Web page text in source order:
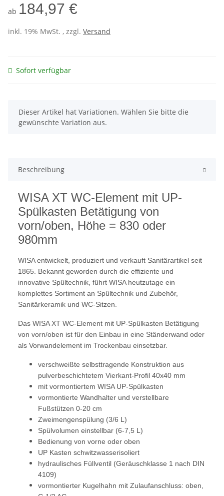
ab 184,97 €
inkl. 19% MwSt. , zzgl. Versand
Sofort verfügbar
x
Dieser Artikel hat Variationen. Wählen Sie bitte die
gewünschte Variation aus.
Beschreibung
WISA XT WC-Element mit UP-
Spülkasten Betätigung von
vorn/oben, Höhe = 830 oder
980mm
WISA entwickelt, produziert und verkauft Sanitärartikel seit
1865. Bekannt geworden durch die effiziente und
innovative Spültechnik, führt WISA heutzutage ein
komplettes Sortiment an Spültechnik und Zubehör,
Sanitärkeramik und WC-Sitzen.
Das WISA XT WC-Element mit UP-Spülkasten Betätigung
von vorn/oben ist für den Einbau in eine Ständerwand oder
als Vorwandelement im Trockenbau einsetzbar.
verschweißte selbsttragende Konstruktion aus
pulverbeschichtetem Vierkant-Profil 40x40 mm
mit vormontiertem WISA UP-Spülkasten
vormontierte Wandhalter und verstellbare
Fußstützen 0-20 cm
Zweimengenspülung (3/6 L)
Spülvolumen einstellbar (6-7,5 L)
Bedienung von vorne oder oben
UP Kasten schwitzwasserisoliert
hydraulisches Füllventil (Geräuschklasse 1 nach DIN
4109)
vormontierter Kugelhahn mit Zulaufanschluss: oben,